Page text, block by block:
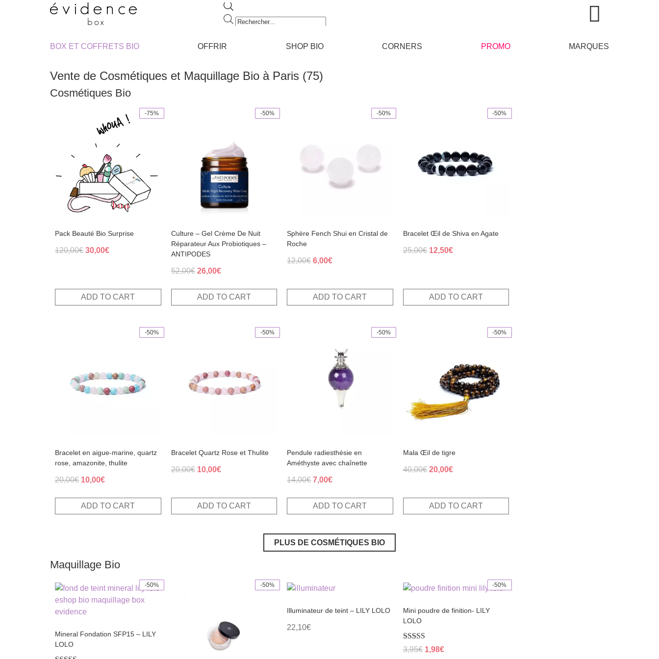
Recherche
BOX ET COFFRETS BIO OFFRIR SHOP BIO CORNERS PROMO MARQUES
Vente de Cosmétiques et Maquillage Bio à Paris (75)
Cosmétiques Bio
-75%
Pack Beauté Bio Surprise
120,00€ Original
30,00€Current
ADD TO CART
-50%
Culture – Gel Crème De Nuit
Réparateur Aux Probiotiques –
ANTIPODES
52,00€ Original
was:
52,00€.
26,00€Current
is:
26,00€.
ADD TO CART
-50%
Sphère Fench Shui en Cristal de
Roche
12,00€ Original
12,00€.
6,00€Current
6,00€.
ADD TO CART
-50%
Bracelet Œil de Shiva en Agate
25,00€ Original
12,50€Current
ADD TO CART
-50%
Bracelet en aigue-marine, quartz
rose, amazonite, thulite
20,00€ Original
was:
20,00€.
10,00€Current
is:
10,00€.
ADD TO CART
-50%
Bracelet Quartz Rose et Thulite
20,00€ Original
20,00€.
10,00€Current
10,00€.
ADD TO CART
-50%
Pendule radiesthésie en
Améthyste avec chaînette
14,00€ Original
was:
14,00€.
7,00€Current
is:
7,00€.
ADD TO CART
-50%
Mala Œil de tigre
40,00€ Original
40,00€.
20,00€Current
20,00€.
ADD TO CART
PLUS DE COSMÉTIQUES BIO
Maquillage Bio
-50%
Mineral Fondation SFP15 – LILY
LOLO
This
product
has
variants.
The
-50%
Illuminateur de teint – LILY LOLO
22,10€
This
has
multiple
-50%
Mini poudre de finition- LILY
LOLO
Rated
5.00
3,95€ Original
1,98€Current
This
has
multiple
variants.
The